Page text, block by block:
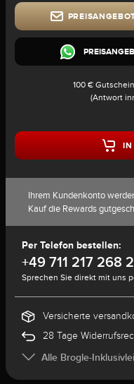
100 €
(Antwort
IN
Ihrem Kundenkonto
Kauf die Rewards
Per Telefon bestellen:
+49 711 217 268
Sprechen Sie direkt mit uns
Versicherte
28 Tage
Alle Brogle-